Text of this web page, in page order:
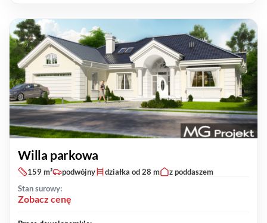
Willa parkowa
159 m² podwójny działka od 28 m
z poddaszem
Stan surowy:
Zobacz cenę